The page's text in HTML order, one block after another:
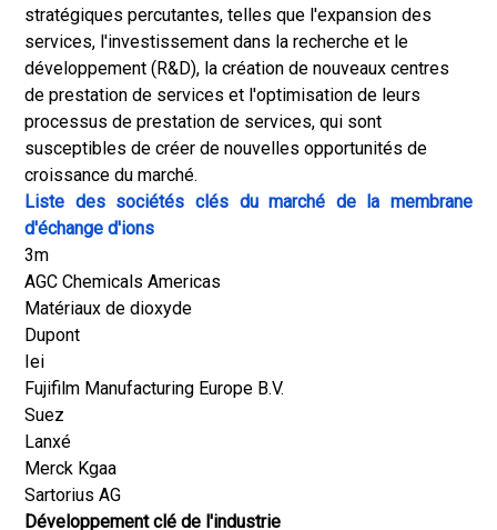
stratégiques percutantes, telles que l'expansion des
services, l'investissement dans la recherche et le
développement (R&D), la création de nouveaux centres
de prestation de services et l'optimisation de leurs
processus de prestation de services, qui sont
susceptibles de créer de nouvelles opportunités de
croissance du marché.
Liste des sociétés clés du marché de la membrane
d'échange d'ions
3m
AGC Chemicals Americas
Matériaux de dioxyde
Dupont
Iei
Fujifilm Manufacturing Europe B.V.
Suez
Lanxé
Merck Kgaa
Sartorius AG
Développement clé de l'industrie